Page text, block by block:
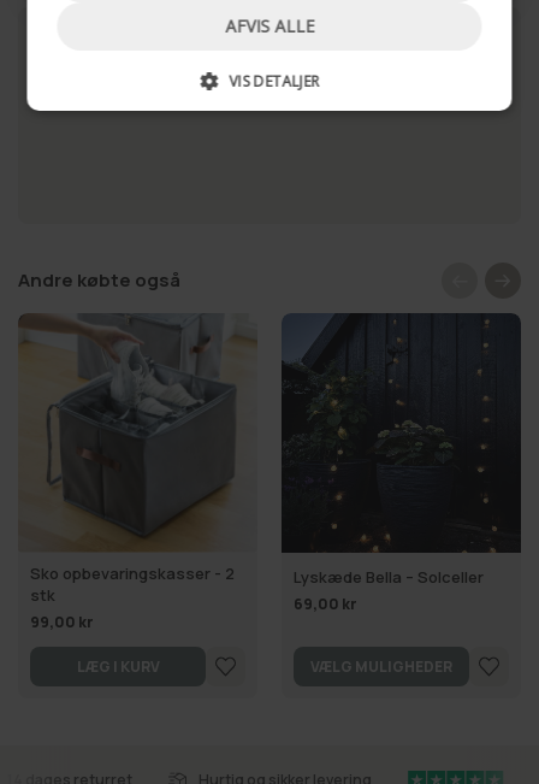
Andre købte også
Sko opbevaringskasser - 2
stk
99,00 kr
LÆG I KURV
Lyskæde Bella – Solceller
69,00 kr
VÆLG MULIGHEDER
14 dages returret Hurtig og sikker levering
AFVIS ALLE
VIS DETALJER